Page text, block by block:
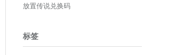
放置传说兑换码
标签